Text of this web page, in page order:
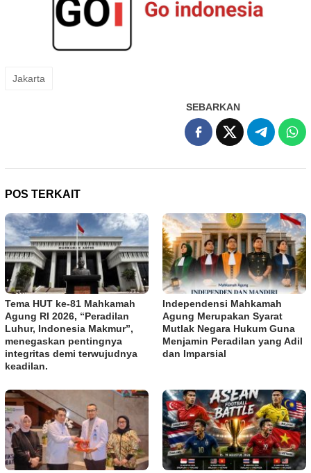
Jakarta
SEBARKAN
POS TERKAIT
Tema HUT ke-81 Mahkamah
Agung RI 2026, “Peradilan
Luhur, Indonesia Makmur”,
menegaskan pentingnya
integritas demi terwujudnya
keadilan.
Independensi Mahkamah
Agung Merupakan Syarat
Mutlak Negara Hukum Guna
Menjamin Peradilan yang Adil
dan Imparsial